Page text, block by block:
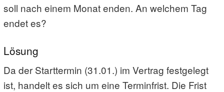
soll nach einem Monat enden. An welchem Tag
endet es?
Lösung
Da der Starttermin (31.01.) im Vertrag festgelegt
ist, handelt es sich um eine Terminfrist. Die Frist